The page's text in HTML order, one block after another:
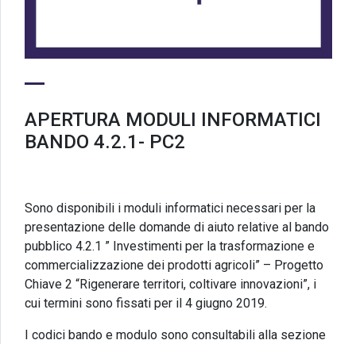
APERTURA MODULI INFORMATICI
BANDO 4.2.1- PC2
Sono disponibili i moduli informatici necessari per la
presentazione delle domande di aiuto relative al bando
pubblico 4.2.1 ” Investimenti per la trasformazione e
commercializzazione dei prodotti agricoli” – Progetto
Chiave 2 “Rigenerare territori, coltivare innovazioni”, i
cui termini sono fissati per il 4 giugno 2019.
I codici bando e modulo sono consultabili alla sezione